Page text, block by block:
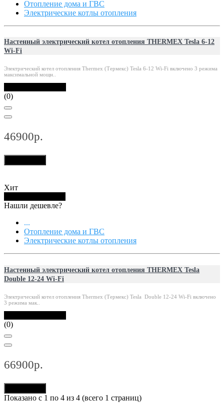
Отопление дома и ГВС
Электрические котлы отопления
Настенный электрический котел отопления THERMEX Tesla 6-12
Wi-Fi
Электрический котел отопления Thermex (Термекс) Tesla 6-12 Wi-Fi включено 3 режима
максимальной мощн..
(0)
46900р.
Хит
Нашли дешевле?
...
Отопление дома и ГВС
Электрические котлы отопления
Настенный электрический котел отопления THERMEX Tesla
Double 12-24 Wi-Fi
Электрический котел отопления Thermex (Термекс) Tesla Double 12-24 Wi-Fi включено
3 режима мак..
(0)
66900р.
Показано с 1 по 4 из 4 (всего 1 страниц)